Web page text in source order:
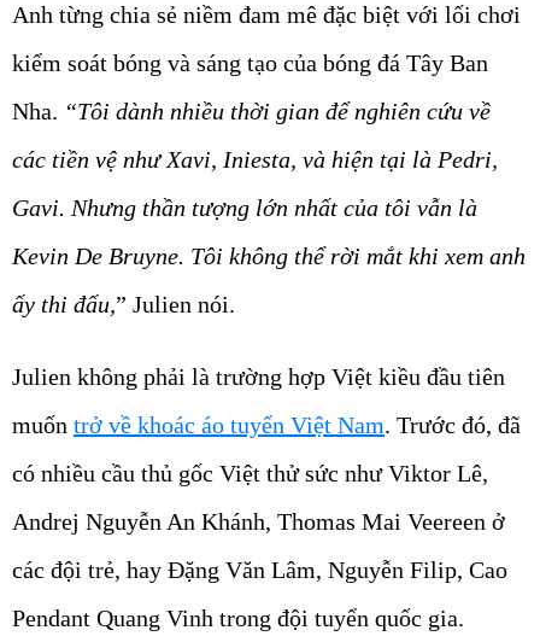
Anh từng chia sẻ niềm đam mê đặc biệt với lối chơi
kiểm soát bóng và sáng tạo của bóng đá Tây Ban
Nha. “Tôi dành nhiều thời gian để nghiên cứu về
các tiền vệ như Xavi, Iniesta, và hiện tại là Pedri,
Gavi. Nhưng thần tượng lớn nhất của tôi vẫn là
Kevin De Bruyne. Tôi không thể rời mắt khi xem anh
ấy thi đấu,” Julien nói.
Julien không phải là trường hợp Việt kiều đầu tiên
muốn trở về khoác áo tuyển Việt Nam. Trước đó, đã
có nhiều cầu thủ gốc Việt thử sức như Viktor Lê,
Andrej Nguyễn An Khánh, Thomas Mai Veereen ở
các đội trẻ, hay Đặng Văn Lâm, Nguyễn Filip, Cao
Pendant Quang Vinh trong đội tuyển quốc gia.